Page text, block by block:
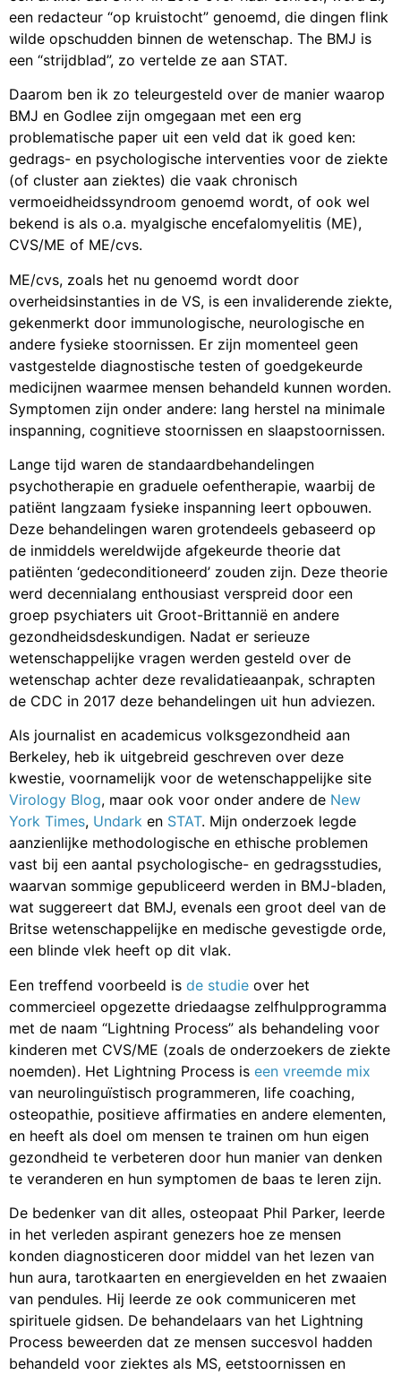
een redacteur “op kruistocht” genoemd, die dingen flink
wilde opschudden binnen de wetenschap. The BMJ is
een “strijdblad”, zo vertelde ze aan STAT.
Daarom ben ik zo teleurgesteld over de manier waarop
BMJ en Godlee zijn omgegaan met een erg
problematische paper uit een veld dat ik goed ken:
gedrags- en psychologische interventies voor de ziekte
(of cluster aan ziektes) die vaak chronisch
vermoeidheidssyndroom genoemd wordt, of ook wel
bekend is als o.a. myalgische encefalomyelitis (ME),
CVS/ME of ME/cvs.
ME/cvs, zoals het nu genoemd wordt door
overheidsinstanties in de VS, is een invaliderende ziekte,
gekenmerkt door immunologische, neurologische en
andere fysieke stoornissen. Er zijn momenteel geen
vastgestelde diagnostische testen of goedgekeurde
medicijnen waarmee mensen behandeld kunnen worden.
Symptomen zijn onder andere: lang herstel na minimale
inspanning, cognitieve stoornissen en slaapstoornissen.
Lange tijd waren de standaardbehandelingen
psychotherapie en graduele oefentherapie, waarbij de
patiënt langzaam fysieke inspanning leert opbouwen.
Deze behandelingen waren grotendeels gebaseerd op
de inmiddels wereldwijde afgekeurde theorie dat
patiënten ‘gedeconditioneerd’ zouden zijn. Deze theorie
werd decennialang enthousiast verspreid door een
groep psychiaters uit Groot-Brittannië en andere
gezondheidsdeskundigen. Nadat er serieuze
wetenschappelijke vragen werden gesteld over de
wetenschap achter deze revalidatieaanpak, schrapten
de CDC in 2017 deze behandelingen uit hun adviezen.
Als journalist en academicus volksgezondheid aan
Berkeley, heb ik uitgebreid geschreven over deze
kwestie, voornamelijk voor de wetenschappelijke site
Virology Blog, maar ook voor onder andere de New
York Times, Undark en STAT. Mijn onderzoek legde
aanzienlijke methodologische en ethische problemen
vast bij een aantal psychologische- en gedragsstudies,
waarvan sommige gepubliceerd werden in BMJ-bladen,
wat suggereert dat BMJ, evenals een groot deel van de
Britse wetenschappelijke en medische gevestigde orde,
een blinde vlek heeft op dit vlak.
Een treffend voorbeeld is de studie over het
commercieel opgezette driedaagse zelfhulpprogramma
met de naam “Lightning Process” als behandeling voor
kinderen met CVS/ME (zoals de onderzoekers de ziekte
noemden). Het Lightning Process is een vreemde mix
van neurolinguïstisch programmeren, life coaching,
osteopathie, positieve affirmaties en andere elementen,
en heeft als doel om mensen te trainen om hun eigen
gezondheid te verbeteren door hun manier van denken
te veranderen en hun symptomen de baas te leren zijn.
De bedenker van dit alles, osteopaat Phil Parker, leerde
in het verleden aspirant genezers hoe ze mensen
konden diagnosticeren door middel van het lezen van
hun aura, tarotkaarten en energievelden en het zwaaien
van pendules. Hij leerde ze ook communiceren met
spirituele gidsen. De behandelaars van het Lightning
Process beweerden dat ze mensen succesvol hadden
behandeld voor ziektes als MS, eetstoornissen en